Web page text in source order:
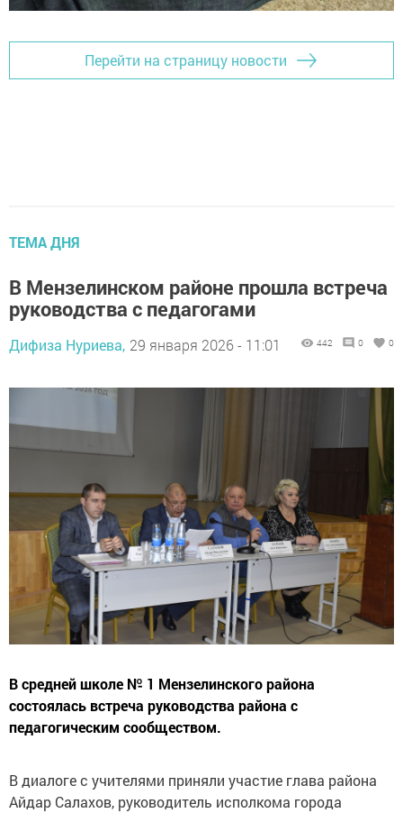
Перейти на страницу новости
ТЕМА ДНЯ
В Мензелинском районе прошла встреча
руководства с педагогами
Дифиза Нуриева, 29 января 2026 - 11:01 442 0 0
В средней школе № 1 Мензелинского района
состоялась встреча руководства района с
педагогическим сообществом.
В диалоге с учителями приняли участие глава района
Айдар Салахов, руководитель исполкома города